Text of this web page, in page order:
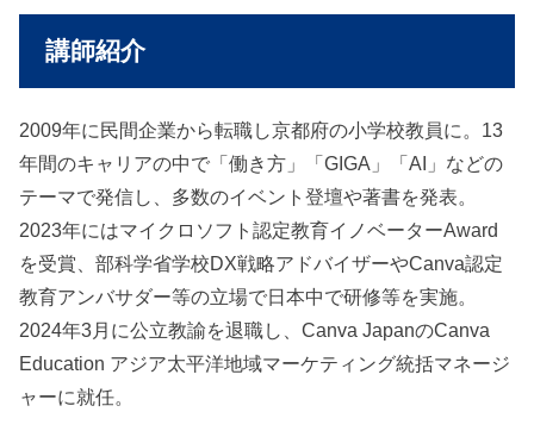
講師紹介
2009年に民間企業から転職し京都府の小学校教員に。13
年間のキャリアの中で「働き方」「GIGA」「AI」などの
テーマで発信し、多数のイベント登壇や著書を発表。
2023年にはマイクロソフト認定教育イノベーターAward
を受賞、部科学省学校DX戦略アドバイザーやCanva認定
教育アンバサダー等の立場で日本中で研修等を実施。
2024年3月に公立教諭を退職し、Canva JapanのCanva
Education アジア太平洋地域マーケティング統括マネージ
ャーに就任。